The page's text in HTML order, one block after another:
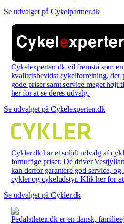
Se udvalget på Cykelpartner.dk
Cykelexperten.dk vil fremstå som
kvalitetsbevidst cykelforretning, der
gode priser samt service meget højt
her for at se deres udvalg.
Se udvalget på Cykelexperten.dk
Cykler.dk har et solidt udvalg af
fornuftige priser. De driver
kan derfor garantere god service,
cykler og cykeludstyr. Klik her for at
Se udvalget på Cykler.dk
Pedalatleten.dk er en dansk,